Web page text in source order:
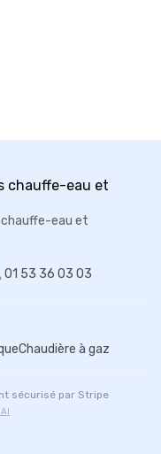
chauffe-eau et
01 53 36 03 03
Chaudière à gaz
sécurisé par Stripe